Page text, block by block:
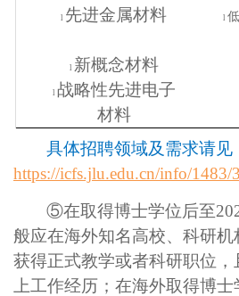
l 先进金属材料 l
l 新概念材料
l 战略性先进电子
材料
具体招聘领域及需求请见
https://icfs.jlu.edu.cn/info/1483/
⑤在取得博士学位后至
般应在海外知名高校、科研
获得正式教学或者科研职位，
上工作经历；在海外取得博